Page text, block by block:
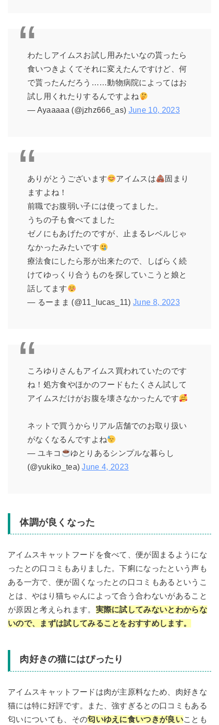
わたしアイムスお試し用みたいなの貰ったら
食いつきよくてそれに変えたんですけど、何
で貰ったんだろう……動物病院によってはお
試し用くれたりするんですよね
— Ayaaaaa (@jzhz666_as) June 10, 2023
ありがとうございます アイムスは
固まり
ますよね！
前職でお腹弱い子には使ってました。
うちの子も食べてました
ゼノにもあげたのですが、止まるレベルじゃ
なかったみたいです
療法食にしたら形が出来たので、しばらく続
けてゆっくり合うものを探していこうと娘と
話してます
— るーまま (@11_lucas_11)June 8, 2023
ころゆりさんもアイムス買われていたのです
ね！処方食やほかのフードもたくさん試して
アイムスだけがお腹を壊さなかったんです
ネットで買うからリアル店舗でのお取り扱い
がなくなるんですよね
— ユキコ
ゆとりあるシンプルな暮らし
(@yukiko_tea)June 4, 2023
体調が良くなった
アイムスキャットフードを食べて、便が固まるようにな
ったとの口コミもありました。下痢になったという声も
ある一方で、便が固くなったとの口コミもあるというこ
とは、やはり猫ちゃんによって合う合わないがあること
が原因と考えられます。 実際に試してみないとわからな
いので、まずは試してみることをおすすめします。
肉好きの猫にはぴったり
アイムスキャットフードは肉が主原料なため、肉好きな
猫には特に好評です。また、強すぎるとの口コミもある
匂いについても、その匂いゆえに食いつきが良いことも